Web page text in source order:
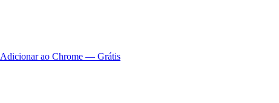
Adicionar ao Chrome — Grátis